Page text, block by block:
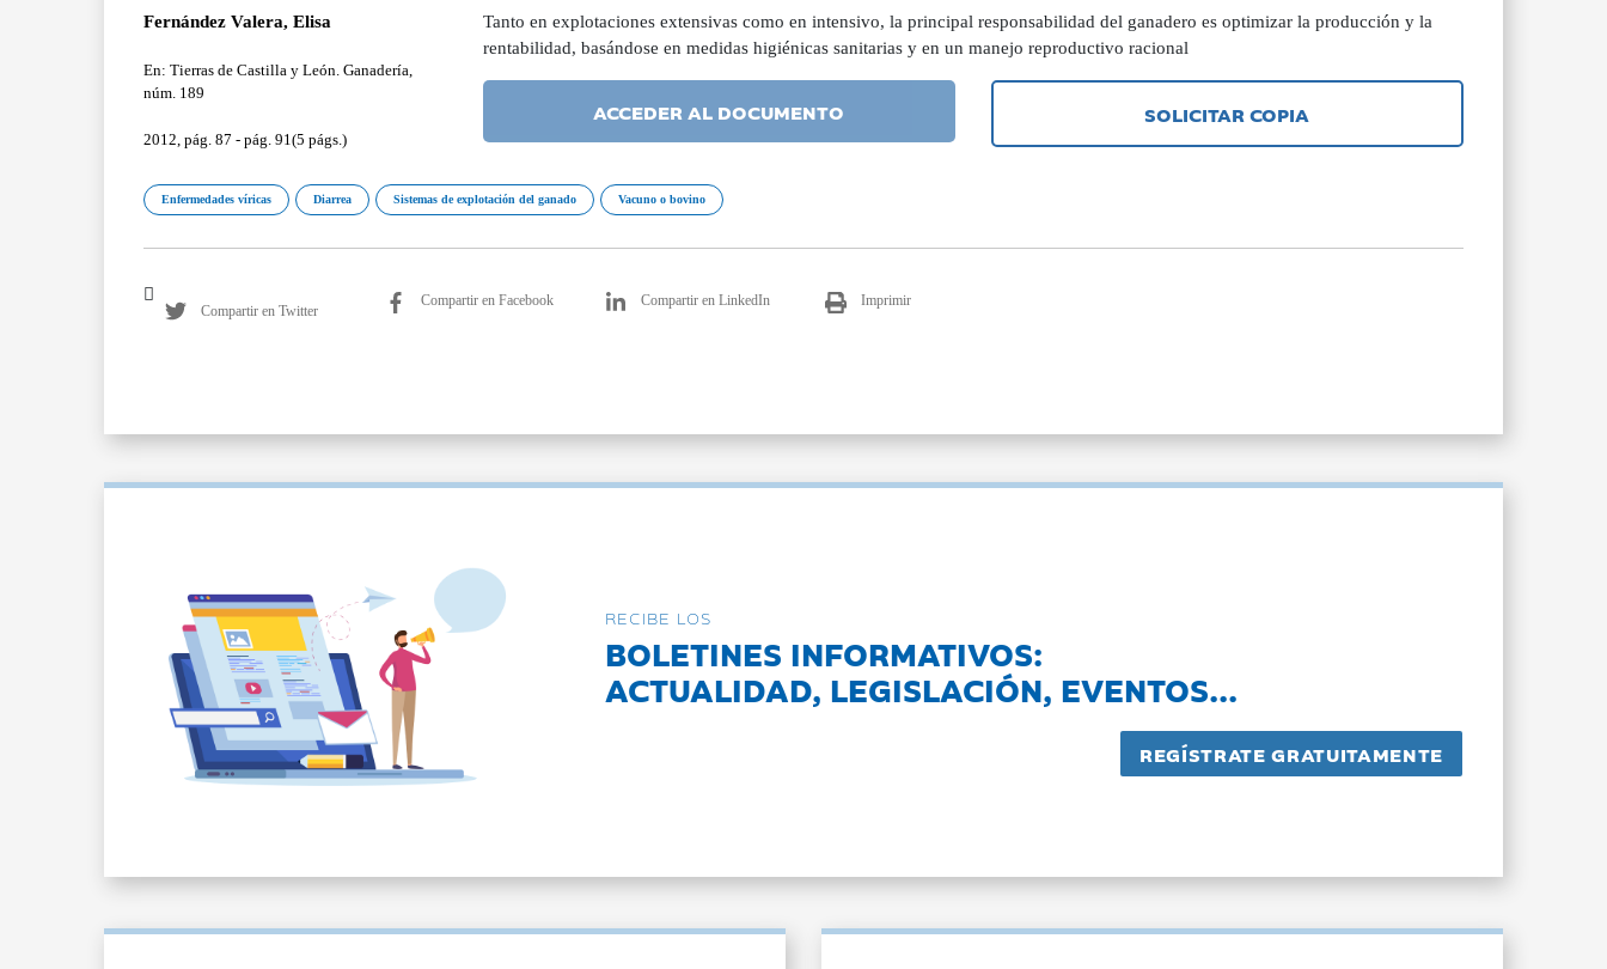
Fernández Valera, Elisa
En: Tierras de Castilla y León. Ganadería,
núm. 189
2012, pág. 87 - pág. 91(5 págs.)
Tanto en explotaciones extensivas como en intensivo, la principal responsabilidad del ganadero es optimizar la producción y la
rentabilidad, basándose en medidas higiénicas sanitarias y en un manejo reproductivo racional
ACCEDER AL DOCUMENTO SOLICITAR COPIA
Enfermedades víricas Diarrea Sistemas de explotación del ganado Vacuno o bovino
Compartir en Twitter
Compartir en Facebook Compartir en LinkedIn Imprimir
RECIBE LOS
BOLETINES INFORMATIVOS:
ACTUALIDAD, LEGISLACIÓN, EVENTOS...